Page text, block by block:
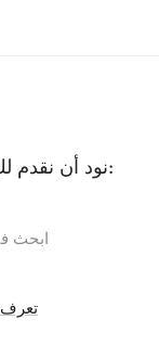
نود أن نقدم لك بعض البدائل بينما نقوم بإصلاح الخطأ:
ابحث
تعرف